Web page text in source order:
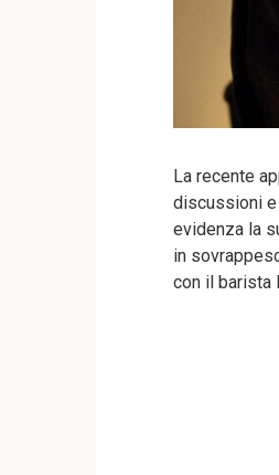
La recente
discussioni e
evidenza la
in
con il barista